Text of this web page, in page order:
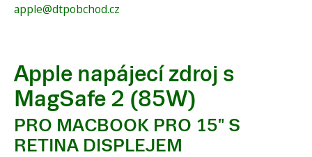
apple@dtpobchod.cz
Apple napájecí zdroj s
MagSafe 2 (85W)
PRO MACBOOK PRO 15" S
RETINA DISPLEJEM